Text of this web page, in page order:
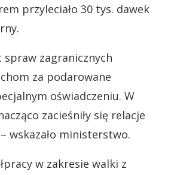
przyleciało 30 tys. dawek
zagranicznych
za podarowane
oświadczeniu. W
zacieśniły się relacje
wskazało ministerstwo.
w zakresie walki z